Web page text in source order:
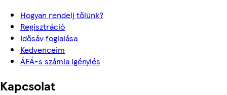
Hogyan rendelj tőlünk?
Regisztráció
Idősáv foglalása
Kedvenceim
ÁFÁ-s számla igénylés
Kapcsolat